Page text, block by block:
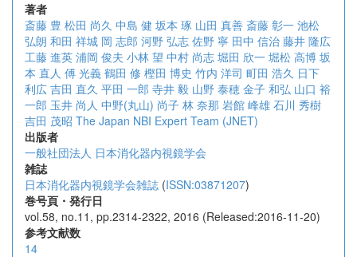
著者
斎藤 豊 松田 尚久 中島 健 坂本 琢 山田 真善 斎藤 彰一 池松
弘朗 和田 祥城 岡 志郎 河野 弘志 佐野 寧 田中 信治 藤井 隆広
工藤 進英 浦岡 俊夫 小林 望 中村 尚志 堀田 欣一 堀松 高博 坂
本 直人 傅 光義 鶴田 修 樫田 博史 竹内 洋司 町田 浩久 日下
利広 吉田 直久 平田 一郎 寺井 毅 山野 泰穂 金子 和弘 山口 裕
一郎 玉井 尚人 中野(丸山) 尚子 林 奈那 岩館 峰雄 石川 秀樹
吉田 茂昭 The Japan NBI Expert Team (JNET)
出版者
一般社団法人 日本消化器内視鏡学会
雑誌
日本消化器内視鏡学会雑誌 (ISSN:03871207)
巻号頁・発行日
vol.58, no.11, pp.2314-2322, 2016 (Released:2016-11-20)
参考文献数
14